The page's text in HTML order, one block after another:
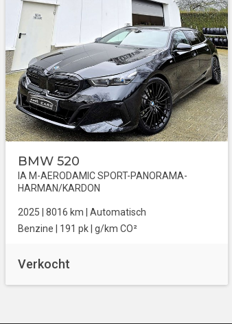
BMW 520
IA M-AERODAMIC SPORT-PANORAMA-
HARMAN/KARDON
2025 | 8016 km | Automatisch
Benzine | 191 pk | g/km CO²
Verkocht